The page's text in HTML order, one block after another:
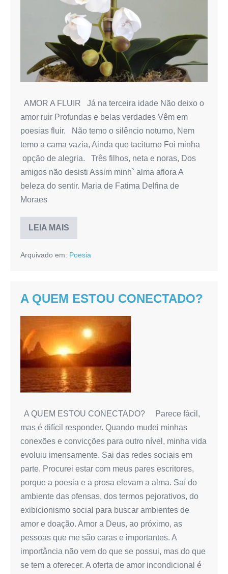
AMOR A FLUIR Já na terceira idade Não deixo o
amor ruir Profundas e belas verdades Vêm em
poesias fluir. Não temo o silêncio noturno, Nem
temo a cama vazia, Ainda que taciturno Foi minha
opção de alegria. Três filhos, neta e noras, Dos
amigos não desisti Assim minh` alma aflora A
beleza do sentir. Maria de Fatima Delfina de
Moraes
LEIA MAIS
AMOR
A
Arquivado em: Poesia
A QUEM ESTOU CONECTADO?
QUEM
ESTOU
CONECTADO?
A QUEM ESTOU CONECTADO? Parece fácil,
mas é difícil responder. Quando mudei minhas
conexões e convicções para outro nível, minha vida
evoluiu imensamente. Sai das redes sociais em
parte. Procurei estar com meus pares escritores,
porque a poesia e a prosa elevam a alma. Saí do
ambiente das ofensas, dos termos pejorativos, do
exibicionismo social para buscar ambientes de
amor e doação. Amor a Deus, ao próximo, as
pessoas que me são caras e importantes. A
importância não vem do que se possui, mas do que
se tem a oferecer. A oferta de amor incondicional é